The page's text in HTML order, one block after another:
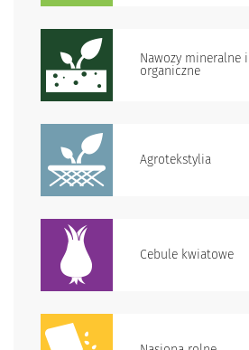
Nawozy mineralne i
organiczne
Agrotekstylia
Cebule kwiatowe